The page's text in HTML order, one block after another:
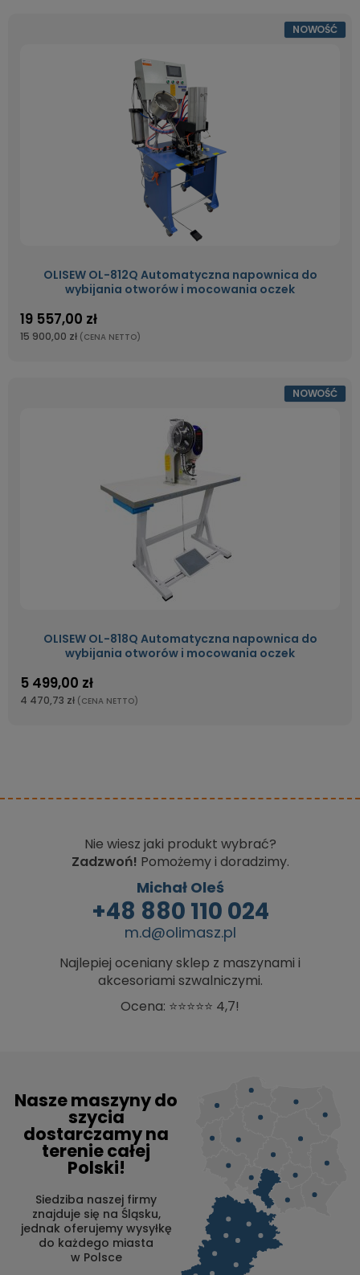
OLISEW OL-812Q Automatyczna napownica do
wybijania otworów i mocowania oczek
19 557,00 zł
15 900,00 zł (CENA NETTO)
NOWOŚĆ
OLISEW OL-818Q Automatyczna napownica do
wybijania otworów i mocowania oczek
5 499,00 zł
4 470,73 zł (CENA NETTO)
NOWOŚĆ
Nie wiesz jaki produkt wybrać?
Zadzwoń! Pomożemy i doradzimy.
Michał Oleś
+48 880 110 024
m.d@olimasz.pl
Najlepiej oceniany sklep z maszynami i
akcesoriami szwalniczymi.
Ocena: ⭐⭐⭐⭐⭐ 4,7!
Nasze maszyny do
szycia
dostarczamy na
terenie całej
Polski!
Siedziba naszej firmy
znajduje się na Śląsku,
jednak oferujemy wysyłkę
do każdego miasta
w Polsce